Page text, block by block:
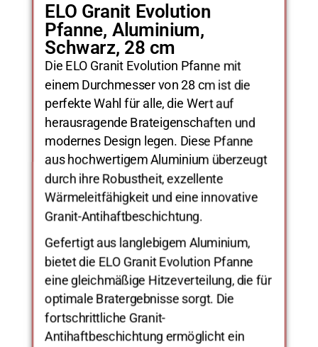
ELO Granit Evolution
Pfanne, Aluminium,
Schwarz, 28 cm
Die ELO Granit Evolution Pfanne mit
einem Durchmesser von 28 cm ist die
perfekte Wahl für alle, die Wert auf
herausragende Brateigenschaften und
modernes Design legen. Diese Pfanne
aus hochwertigem Aluminium überzeugt
durch ihre Robustheit, exzellente
Wärmeleitfähigkeit und eine innovative
Granit-Antihaftbeschichtung.
Gefertigt aus langlebigem Aluminium,
bietet die ELO Granit Evolution Pfanne
eine gleichmäßige Hitzeverteilung, die für
optimale Bratergebnisse sorgt. Die
fortschrittliche Granit-
Antihaftbeschichtung ermöglicht ein